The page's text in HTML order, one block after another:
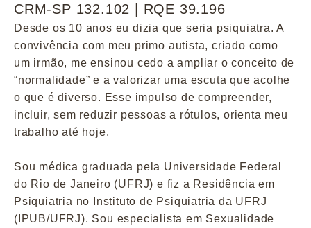
CRM-SP 132.102 | RQE 39.196
Desde os 10 anos eu dizia que seria psiquiatra. A
convivência com meu primo autista, criado como
um irmão, me ensinou cedo a ampliar o conceito de
“normalidade” e a valorizar uma escuta que acolhe
o que é diverso. Esse impulso de compreender,
incluir, sem reduzir pessoas a rótulos, orienta meu
trabalho até hoje.
Sou médica graduada pela Universidade Federal
do Rio de Janeiro (UFRJ) e fiz a Residência em
Psiquiatria no Instituto de Psiquiatria da UFRJ
(IPUB/UFRJ). Sou especialista em Sexualidade